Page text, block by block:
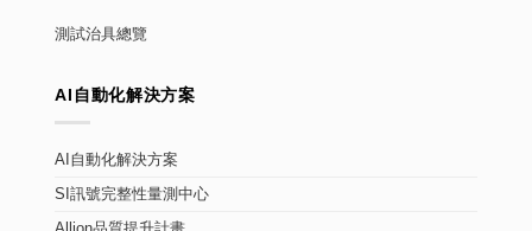
測試治具總覽
AI自動化解決方案
AI自動化解決方案
SI訊號完整性量測中心